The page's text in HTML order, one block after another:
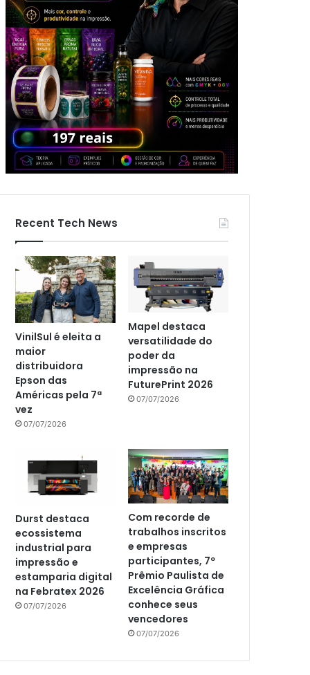
Recent Tech News
VinilSul é eleita a
maior
distribuidora
Epson das
Américas pela 7ª
vez
07/07/2026
Mapel destaca
versatilidade do
poder da
impressão na
FuturePrint 2026
07/07/2026
Durst destaca
ecossistema
industrial para
impressão e
estamparia digital
na Febratex 2026
07/07/2026
Com recorde de
trabalhos inscritos
e empresas
participantes, 7º
Prêmio Paulista de
Excelência Gráfica
conhece seus
vencedores
07/07/2026